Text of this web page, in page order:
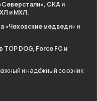
СКА и
и МХЛ.
«Чеховские медведи» и
DOG, Force FC и
и надёжный союзник